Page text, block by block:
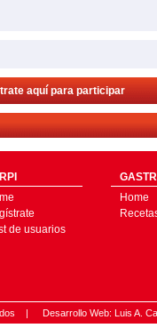
aquí para participar
de usuarios
Home
| Desarrollo Web: Luis